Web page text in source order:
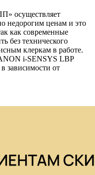
осуществляет
недорогим ценам и это
как современные
без технического
клеркам в работе.
i-SENSYS LBP
зависимости от